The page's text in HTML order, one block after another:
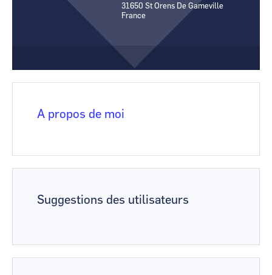
CCI Business
31650 St Orens De Gameville
France
A propos de moi
Suggestions des utilisateurs